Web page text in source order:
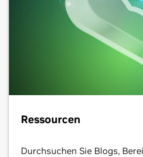
Ressourcen
Durchsuchen Sie Blogs,